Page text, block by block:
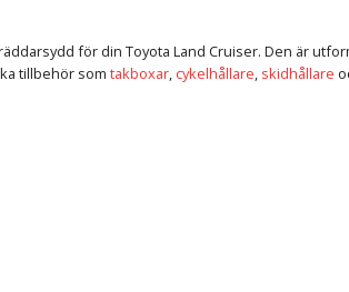
för din Toyota Land Cruiser. Den är
tillbehör som takboxar, cykelhållare, skidhållare